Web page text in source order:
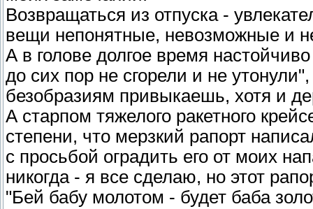
Возвращаться из отпуска -
вещи непонятные, невозможные и
А в голове долгое время
до сих пор не сгорели и не
безобразиям привыкаешь, хотя и
А старпом тяжелого ракетного
степени, что мерзкий рапорт
с просьбой оградить его от моих
никогда - я все сделаю, но этот
"Бей бабу молотом - будет баба